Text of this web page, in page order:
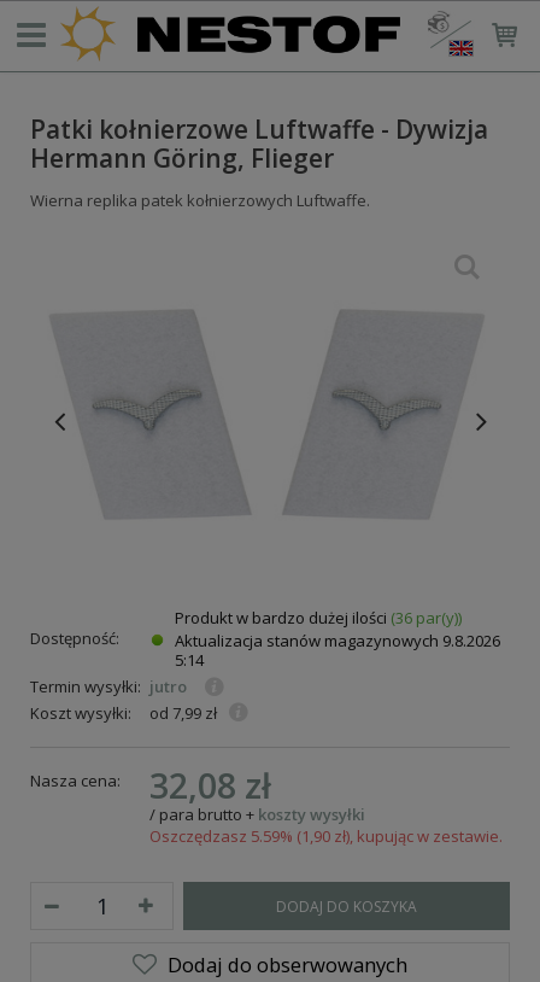
Patki kołnierzowe Luftwaffe - Dywizja
Hermann Göring, Flieger
Wierna replika patek kołnierzowych Luftwaffe.
Dostępność:
Produkt w bardzo dużej ilości (36 par(y))
Aktualizacja stanów magazynowych 9.8.2026
5:14
Termin wysyłki: jutro
Koszt wysyłki:
od 7,99 zł
Nasza cena: 32,08 zł
/ para brutto + koszty wysyłki
Oszczędzasz 5.59% (1,90 zł), kupując w zestawie.
DODAJ DO KOSZYKA
Dodaj do obserwowanych